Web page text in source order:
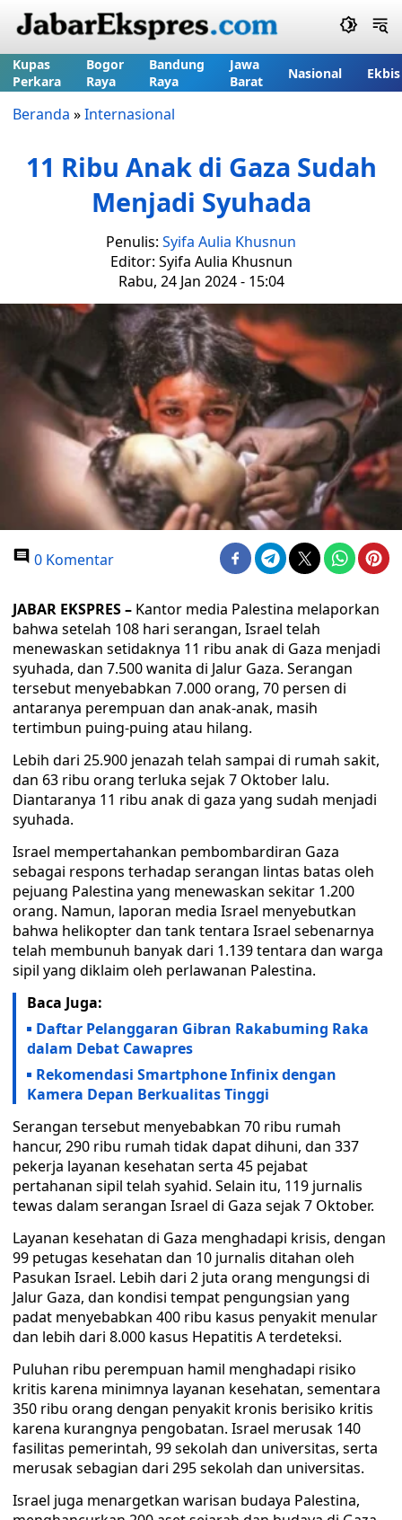
Kupas
Perkara
Bogor
Raya
Bandung
Raya
Jawa
Barat
Nasional Ekbis
Beranda »Internasional
11 Ribu Anak di Gaza Sudah
Menjadi Syuhada
Penulis: Syifa Aulia Khusnun
Editor: Syifa Aulia Khusnun
Rabu, 24 Jan 2024 - 15:04
0 Komentar
JABAR EKSPRES – Kantor media Palestina melaporkan
bahwa setelah 108 hari serangan, Israel telah
menewaskan setidaknya 11 ribu anak di Gaza menjadi
syuhada, dan 7.500 wanita di Jalur Gaza. Serangan
tersebut menyebabkan 7.000 orang, 70 persen di
antaranya perempuan dan anak-anak, masih
tertimbun puing-puing atau hilang.
Lebih dari 25.900 jenazah telah sampai di rumah sakit,
dan 63 ribu orang terluka sejak 7 Oktober lalu.
Diantaranya 11 ribu anak di gaza yang sudah menjadi
syuhada.
Israel mempertahankan pembombardiran Gaza
sebagai respons terhadap serangan lintas batas oleh
pejuang Palestina yang menewaskan sekitar 1.200
orang. Namun, laporan media Israel menyebutkan
bahwa helikopter dan tank tentara Israel sebenarnya
telah membunuh banyak dari 1.139 tentara dan warga
sipil yang diklaim oleh perlawanan Palestina.
Baca Juga:
Daftar Pelanggaran Gibran Rakabuming Raka
dalam Debat Cawapres
Rekomendasi Smartphone Infinix dengan
Kamera Depan Berkualitas Tinggi
Serangan tersebut menyebabkan 70 ribu rumah
hancur, 290 ribu rumah tidak dapat dihuni, dan 337
pekerja layanan kesehatan serta 45 pejabat
pertahanan sipil telah syahid. Selain itu, 119 jurnalis
tewas dalam serangan Israel di Gaza sejak 7 Oktober.
Layanan kesehatan di Gaza menghadapi krisis, dengan
99 petugas kesehatan dan 10 jurnalis ditahan oleh
Pasukan Israel. Lebih dari 2 juta orang mengungsi di
Jalur Gaza, dan kondisi tempat pengungsian yang
padat menyebabkan 400 ribu kasus penyakit menular
dan lebih dari 8.000 kasus Hepatitis A terdeteksi.
Puluhan ribu perempuan hamil menghadapi risiko
kritis karena minimnya layanan kesehatan, sementara
350 ribu orang dengan penyakit kronis berisiko kritis
karena kurangnya pengobatan. Israel merusak 140
fasilitas pemerintah, 99 sekolah dan universitas, serta
merusak sebagian dari 295 sekolah dan universitas.
Israel juga menargetkan warisan budaya Palestina,